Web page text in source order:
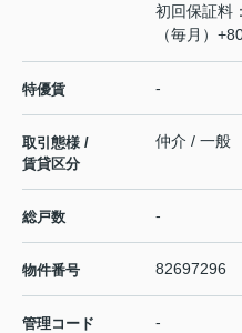
初回保証料
（毎月）
特優賃 -
取引態様 /
賃貸区分
仲介 / 一般
総戸数 -
物件番号 82697296
管理コード -